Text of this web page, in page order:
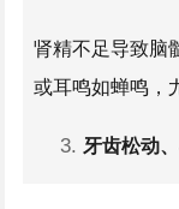
肾精不足导致脑
或耳鸣如蝉鸣，
牙齿松动